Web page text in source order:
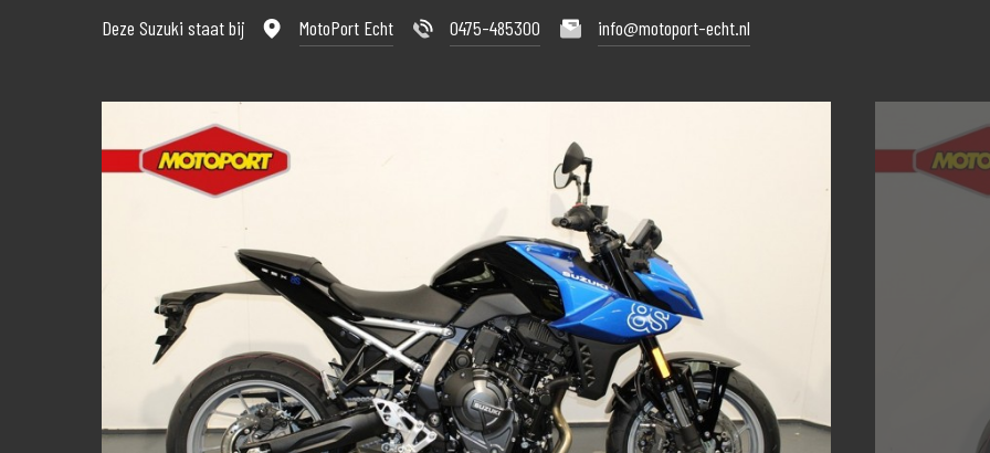
Deze Suzuki staat bij MotoPort Echt 0475-485300 info@motoport-echt.nl